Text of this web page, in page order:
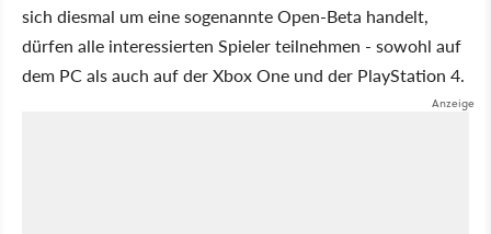
sich diesmal um eine sogenannte Open-Beta handelt,
dürfen alle interessierten Spieler teilnehmen - sowohl auf
dem PC als auch auf der Xbox One und der PlayStation 4.